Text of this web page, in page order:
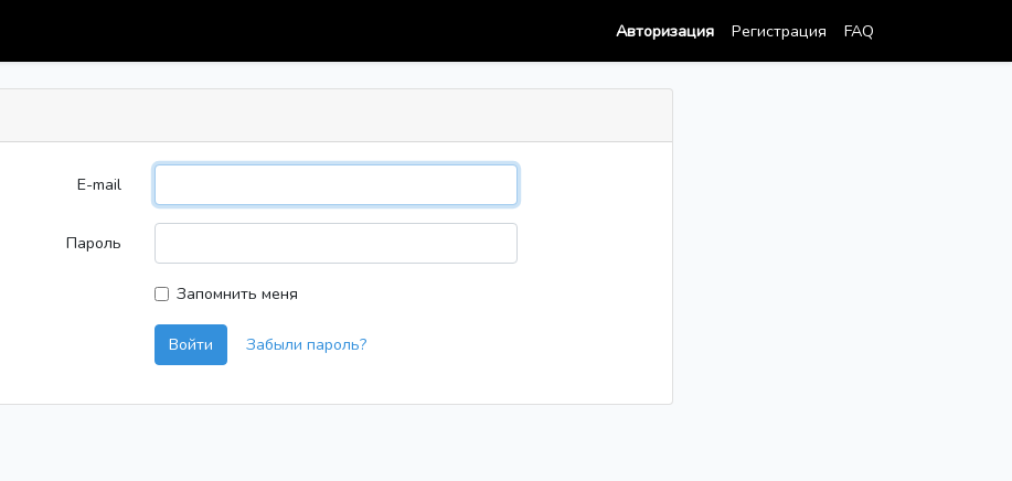
Авторизация Регистрация FAQ
E-mail
Пароль
Запомнить меня
Войти Забыли пароль?